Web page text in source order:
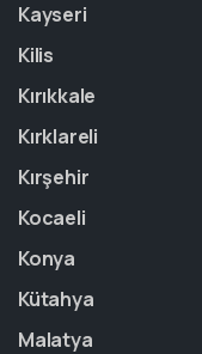
Kayseri
Kilis
Kırıkkale
Kırklareli
Kırşehir
Kocaeli
Konya
Kütahya
Malatya